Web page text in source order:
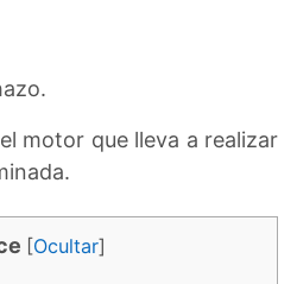
motor que lleva a realizar
[Ocultar]